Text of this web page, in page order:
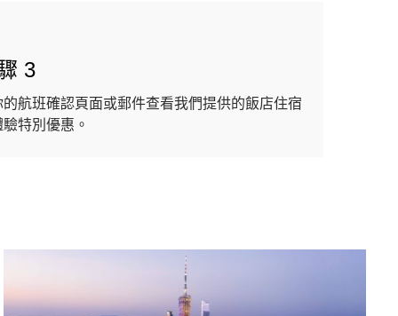
3
的航班確認頁面或郵件查看我們提供的飯店住宿
特別優惠。